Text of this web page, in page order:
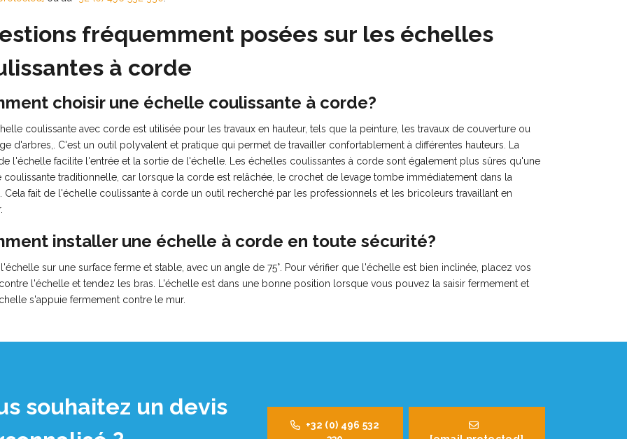
fréquemment posées sur les échelles
à corde
choisir une échelle coulissante à corde?
coulissante avec corde est utilisée pour les travaux en hauteur, tels que la peinture, les travaux de couverture ou
d'arbres,. C'est un outil polyvalent et pratique qui permet de travailler confortablement à différentes hauteurs. La
l'échelle facilite l'entrée et la sortie de l'échelle. Les échelles coulissantes à corde sont également plus sûres qu'une
coulissante traditionnelle, car lorsque la corde est relâchée, le crochet de levage tombe immédiatement dans la
Cela fait de l'échelle coulissante à corde un outil recherché par les professionnels et les bricoleurs travaillant en
installer une échelle à corde en toute sécurité?
sur une surface ferme et stable, avec un angle de 75°. Pour vérifier que l'échelle est bien inclinée, placez vos
l'échelle et tendez les bras. L'échelle est dans une bonne position lorsque vous pouvez la saisir fermement et
s'appuie fermement contre le mur.
souhaitez un devis
+32 (0) 496 532